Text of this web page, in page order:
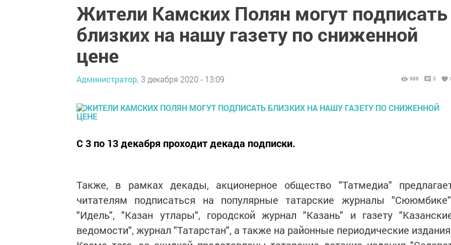
Жители Камских Полян могут подписать
близких на нашу газету по сниженной
цене
Администратор, 3 декабря 2020 - 13:09 986 0
С 3 по 13 декабря проходит декада подписки.
Также, в рамках декады, акционерное общество "Татмедиа"
читателям подписаться на популярные татарские журналы
"Идель", "Казан утлары", городской журнал "Казань" и газету
ведомости", журнал "Татарстан", а также на районные периодические